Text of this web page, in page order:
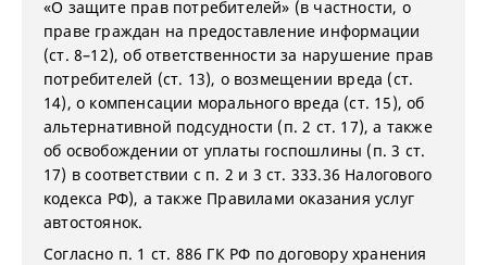
«О защите прав потребителей» (в частности, о
праве граждан на предоставление информации
(ст. 8–12), об ответственности за нарушение прав
потребителей (ст. 13), о возмещении вреда (ст.
14), о компенсации морального вреда (ст. 15), об
альтернативной подсудности (п. 2 ст. 17), а также
об освобождении от уплаты госпошлины (п. 3 ст.
17) в соответствии с п. 2 и 3 ст. 333.36 Налогового
кодекса РФ), а также Правилами оказания услуг
автостоянок.
Согласно п. 1 ст. 886 ГК РФ по договору хранения